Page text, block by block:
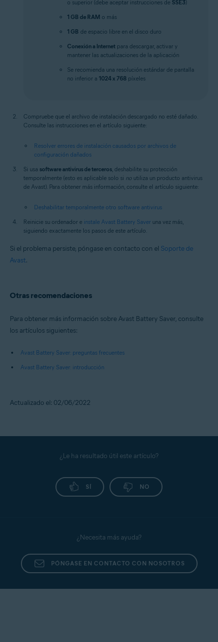
o superior (debe aceptar instrucciones de SSE3)
1 GB de RAM o más
1 GB de espacio libre en el disco duro
Conexión a Internet para descargar, activar y
mantener las actualizaciones de la aplicación
Se recomienda una resolución estándar de pantalla
no inferior a 1024 x 768 píxeles
Compruebe que el archivo de instalación descargado no esté dañado.
Consulte las instrucciones en el artículo siguiente:
Resolver errores de instalación causados por archivos de
configuración dañados
Si usa software antivirus de terceros , deshabilite su protección
temporalmente (esto es aplicable solo si no utiliza un producto antivirus
de Avast). Para obtener más información, consulte el artículo siguiente:
Deshabilitar temporalmente otro software antivirus
Reinicie su ordenador e instale Avast Battery Saver una vez más,
siguiendo exactamente los pasos de este artículo.
Si el problema persiste, póngase en contacto con el Soporte de
Avast.
Otras recomendaciones
Para obtener más información sobre Avast Battery Saver, consulte
los artículos siguientes:
Avast Battery Saver: preguntas frecuentes
Avast Battery Saver: introducción
Actualizado el: 02/06/2022
¿Le ha resultado útil este artículo?
SÍ NO
¿Necesita más ayuda?
PÓNGASE EN CONTACTO CON NOSOTROS